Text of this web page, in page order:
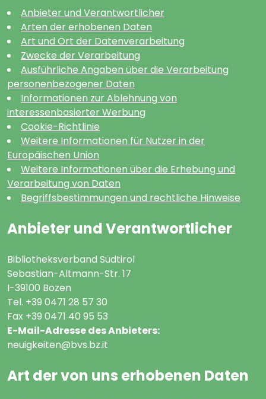
ARCHIV
Anbieter und Verantwortlicher
Arten der erhobenen Daten
Art und Ort der Datenverarbeitung
Zwecke der Verarbeitung
Ausführliche Angaben über die Verarbeitung
personenbezogener Daten
Informationen zur Ablehnung von
interessenbasierter Werbung
Cookie-Richtlinie
Weitere Informationen für Nutzer in der
Europäischen Union
Weitere Informationen über die Erhebung und
Verarbeitung von Daten
Begriffsbestimmungen und rechtliche Hinweise
Anbieter und Verantwortlicher
Bibliotheksverband Südtirol
Sebastian-Altmann-Str. 17
I-39100 Bozen
Tel. +39 0471 28 57 30
Fax +39 0471 40 95 53
E-Mail-Adresse des Anbieters:
neuigkeiten@bvs.bz.it
Art der von uns erhobenen Daten